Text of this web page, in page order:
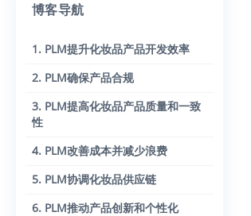
博客导航
1. PLM提升化妆品产品开发效率
2. PLM确保产品合规
3. PLM提高化妆品产品质量和一致
性
4. PLM改善成本并减少浪费
5. PLM协调化妆品供应链
6. PLM推动产品创新和个性化